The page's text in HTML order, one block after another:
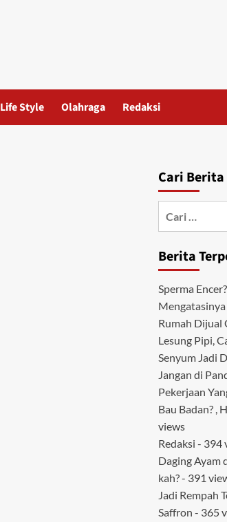
Life Style Olahraga Redaksi
Cari Berita
Berita
Sperma
Mengatasinya
Rumah Dijual
Lesung Pipi,
Senyum Jadi
Jangan di
Pekerjaan
Bau Badan? ,
views
Redaksi - 394
Daging Ayam
kah?- 391
Jadi Rempah
Saffron - 365